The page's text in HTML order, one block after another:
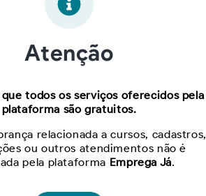
expirada!
Atenção
todos os serviços oferecidos pela
plataforma são gratuitos.
relacionada a cursos, cadastros,
ou outros atendimentos não é
pela plataforma Emprega Já.